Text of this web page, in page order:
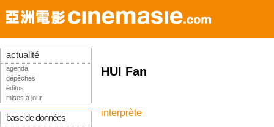
HUI Fan
interprète
actualité
agenda
dépêches
éditos
mises à jour
base de données